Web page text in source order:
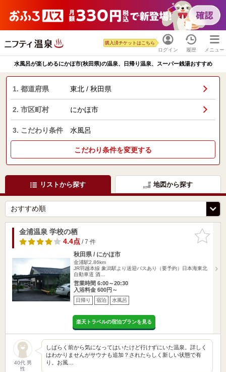
ログイン
購入済チケットはこちら
履歴 メニュー
水風呂が楽しめるにかほ市(秋田県)の温泉、日帰り温泉、スーパー銭湯おすすめ
1. 都道府県 東北 / 秋田県
2. 市区町村 にかほ市
3. こだわり条件 水風呂
こだわり条件を変更する
リストから探す 地図から探す
お気に入
りに追加
金浦温泉 学校の栖
4.4点/ 7 件
秋田県 / にかほ市
金浦駅2.86km
JR羽越本線 象潟駅より送迎バスあり（要予約）日本海東北
自動車道 酒…
営業時間 6:00～20:30
入浴料金 600円～
日帰り 宿泊 水風呂
楽天トラベルの宿泊プランを見る
40代 男
性
しばらく前から気になってはいたけど行けずにいた温泉。詳しく
はわかりませんがサウナも追加？されたらしく新しい状態で有
り。お風…